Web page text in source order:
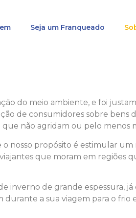
Seja um Franqueado
do meio ambiente, e foi
de consumidores sobre bens
não agridam ou pelo menos
nosso propósito é estimular
que moram em regiões
inverno de grande espessura,
a sua viagem para o frio